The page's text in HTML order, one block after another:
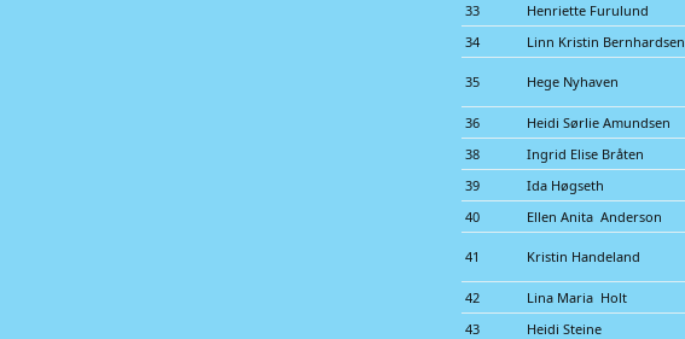
33
Henriette Furulund
34
Linn Kristin Bernhardsen
35 Hege Nyhaven
36 Heidi Sørlie Amundsen
38
Ingrid Elise Bråten
39
Ida Høgseth
40
Ellen Anita Anderson
41 Kristin Handeland
42
Lina Maria Holt
43
Heidi Steine